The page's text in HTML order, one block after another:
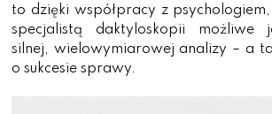
to dzięki współpracy z
specjalistą daktyloskopii możliwe
silnej, wielowymiarowej analizy – a
o sukcesie sprawy.